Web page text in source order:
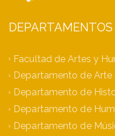
DEPARTAMENTOS
Facultad de Artes y
Departamento de Arte
Departamento de
Departamento de
Departamento de